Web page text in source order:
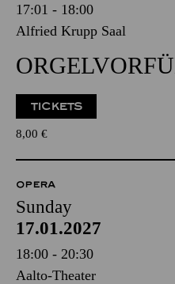
17:01 - 18:00
Alfried Krupp Saal
TICKETS
8,00 €
OPERA
Sunday
17.01.2027
18:00 - 20:30
Aalto-Theater